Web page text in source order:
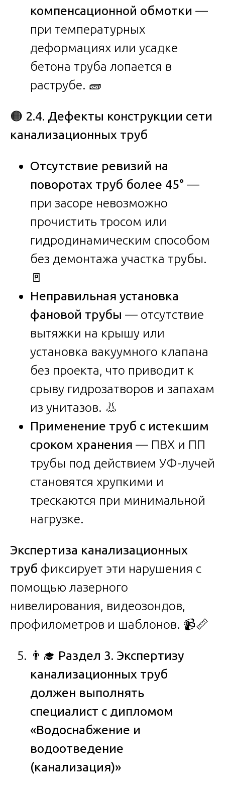
компенсационной обмотки —
при температурных
деформациях или усадке
бетона труба лопается в
раструбе. 🧱
🟠 2.4. Дефекты конструкции сети
канализационных труб
Отсутствие ревизий на
поворотах труб более 45° —
при засоре невозможно
прочистить тросом или
гидродинамическим способом
без демонтажа участка трубы.
🚪
Неправильная установка
фановой трубы — отсутствие
вытяжки на крышу или
установка вакуумного клапана
без проекта, что приводит к
срыву гидрозатворов и запахам
из унитазов. 👃
Применение труб с истекшим
сроком хранения — ПВХ и ПП
трубы под действием УФ-лучей
становятся хрупкими и
трескаются при минимальной
нагрузке.
Экспертиза канализационных
труб фиксирует эти нарушения с
помощью лазерного
нивелирования, видеозондов,
профилометров и шаблонов. 📹📏
👨 Раздел 3. Экспертизу
канализационных труб
должен выполнять
специалист с дипломом
«Водоснабжение и
водоотведение
(канализация)»